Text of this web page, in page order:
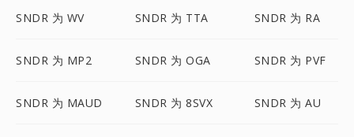
SNDR 为 WV SNDR 为 TTA SNDR 为 RA
SNDR 为 MP2 SNDR 为 OGA SNDR 为 PVF
SNDR 为 MAUD SNDR 为 8SVX SNDR 为 AU